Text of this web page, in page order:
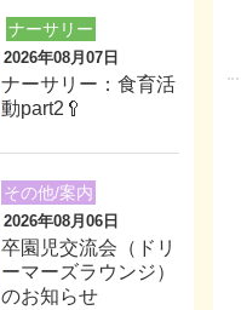
ナーサリー
2026年08月07日
ナーサリー：食育活
動part2🥄
その他/案内
2026年08月06日
卒園児交流会（ドリ
ーマーズラウンジ）
のお知らせ